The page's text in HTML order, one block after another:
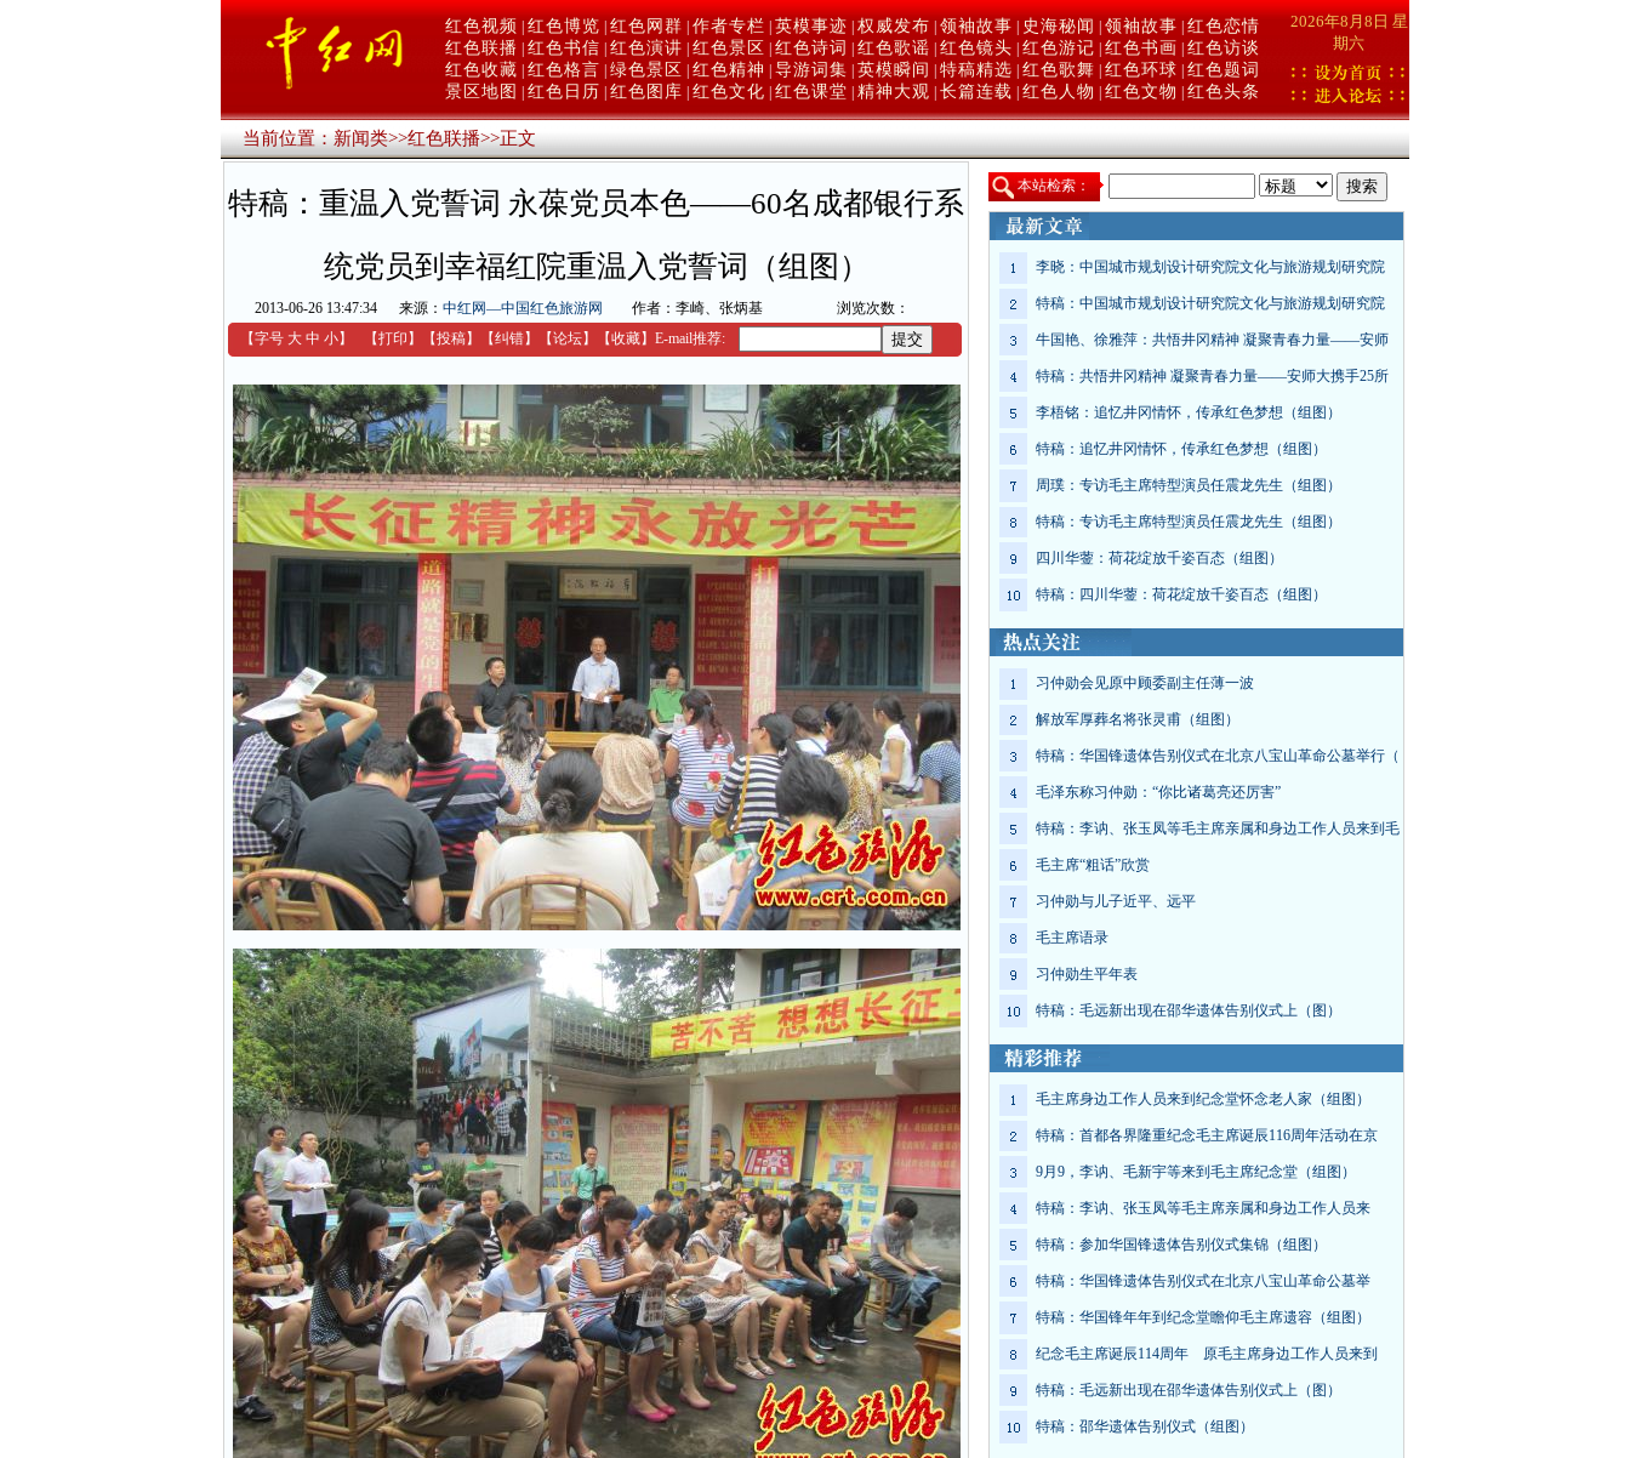
红色视频 红色博览 红色网群 作者专栏 英模事迹 权威发布 领袖故事 史海秘闻 领袖故事 红色恋情
红色联播 红色书信 红色演讲 红色景区 红色诗词 红色歌谣 红色镜头 红色游记 红色书画
红色访谈
红色收藏 红色格言 绿色景区 红色精神 导游词集 英模瞬间 特稿精选 红色歌舞 红色环球 红色题词
景区地图
红色日历 红色图库 红色文化 红色课堂 精神大观 长篇连载 红色人物 红色文物 红色头条
2026年8月8日 星
期六
当前位置：新闻类>>红色联播>>正文
特稿：重温入党誓词 永葆党员本色——60名成都银行系
统党员到幸福红院重温入党誓词（组图）
2013-06-26 13:47:34 来源： 中红网—中国红色旅游网 作者：李崎、张炳基
浏览次数：
【字号 大 中 小】 【打印 】 【投稿】 【纠错】 【论坛】 【收藏】 E-mail推荐:
本站检索：
李晓：中国城市规划设计研究院文化与旅游规划研究院
特稿：中国城市规划设计研究院文化与旅游规划研究院
牛国艳、徐雅萍：共悟井冈精神 凝聚青春力量——安师
特稿：共悟井冈精神 凝聚青春力量——安师大携手25所
李梧铭：追忆井冈情怀，传承红色梦想（组图）
特稿：追忆井冈情怀，传承红色梦想（组图）
周璞：专访毛主席特型演员任震龙先生（组图）
特稿：专访毛主席特型演员任震龙先生（组图）
四川华蓥：荷花绽放千姿百态（组图）
特稿：四川华蓥：荷花绽放千姿百态（组图）
习仲勋会见原中顾委副主任薄一波
解放军厚葬名将张灵甫（组图）
特稿：华国锋遗体告别仪式在北京八宝山革命公墓举行（
毛泽东称习仲勋：“你比诸葛亮还厉害”
特稿：李讷、张玉凤等毛主席亲属和身边工作人员来到毛
毛主席“粗话”欣赏
习仲勋与儿子近平、远平
毛主席语录
习仲勋生平年表
特稿：毛远新出现在邵华遗体告别仪式上（图）
毛主席身边工作人员来到纪念堂怀念老人家（组图）
特稿：首都各界隆重纪念毛主席诞辰116周年活动在京
9月9，李讷、毛新宇等来到毛主席纪念堂（组图）
特稿：李讷、张玉凤等毛主席亲属和身边工作人员来
特稿：参加华国锋遗体告别仪式集锦（组图）
特稿：华国锋遗体告别仪式在北京八宝山革命公墓举
特稿：华国锋年年到纪念堂瞻仰毛主席遗容（组图）
纪念毛主席诞辰114周年 原毛主席身边工作人员来到
特稿：毛远新出现在邵华遗体告别仪式上（图）
特稿：邵华遗体告别仪式（组图）